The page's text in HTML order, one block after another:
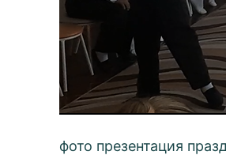
фото презентация